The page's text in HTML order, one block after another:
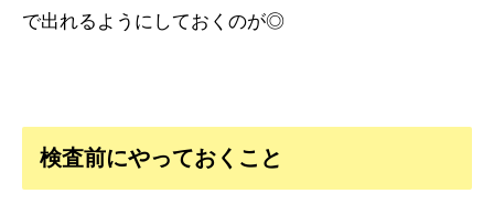
で出れるようにしておくのが◎
検査前にやっておくこと